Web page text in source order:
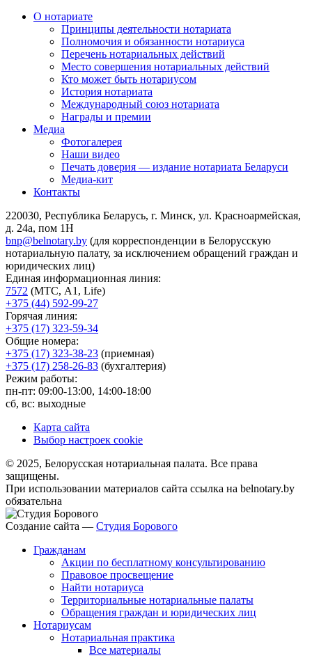
О нотариате
Принципы деятельности нотариата
Полномочия и обязанности нотариуса
Перечень нотариальных действий
Место совершения нотариальных действий
Кто может быть нотариусом
История нотариата
Международный союз нотариата
Награды и премии
Медиа
Фотогалерея
Наши видео
Печать доверия — издание нотариата Беларуси
Медиа-кит
Контакты
220030, Республика Беларусь, г. Минск, ул. Красноармейская,
д. 24а, пом 1Н
bnp@belnotary.by (для корреспонденции в Белорусскую
нотариальную палату, за исключением обращений граждан и
юридических лиц)
Единая информационная линия:
7572 (МТС, A1, Life)
+375 (44) 592-99-27
Горячая линия:
+375 (17) 323-59-34
Общие номера:
+375 (17) 323-38-23 (приемная)
+375 (17) 258-26-83 (бухгалтерия)
Режим работы:
пн-пт: 09:00-13:00, 14:00-18:00
сб, вс: выходные
Карта сайта
Выбор настроек cookie
© 2025, Белорусская нотариальная палата. Все права
защищены.
При использовании материалов сайта ссылка на belnotary.by
обязательна
Создание сайта — Студия Борового
Гражданам
Акции по бесплатному консультированию
Правовое просвещение
Найти нотариуса
Территориальные нотариальные палаты
Обращения граждан и юридических лиц
Нотариусам
Нотариальная практика
Все материалы